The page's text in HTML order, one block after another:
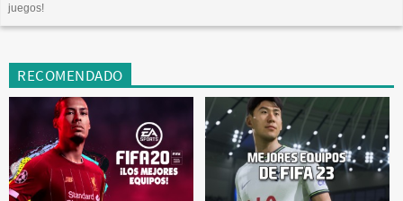
juegos!
RECOMENDADO